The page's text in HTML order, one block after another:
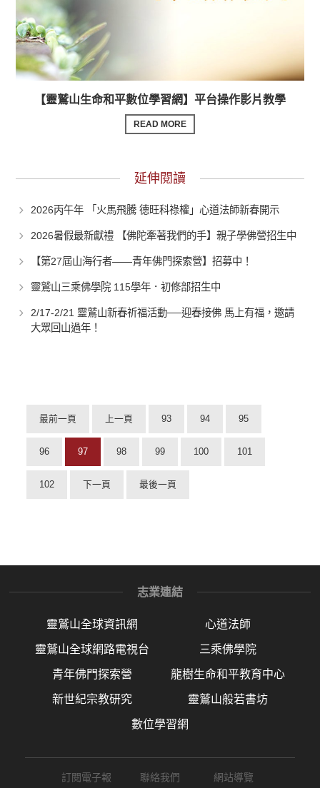
【靈鷲山生命和平數位學習網】平台操作影片教學
READ MORE
延伸閱讀
2026丙午年 「火馬飛騰 德旺科祿權」心道法師新春開示
2026暑假最新獻禮 【佛陀牽著我們的手】親子學佛營招生中
【第27屆山海行者——青年佛門探索營】招募中！
靈鷲山三乘佛學院 115學年．初修部招生中
2/17-2/21 靈鷲山新春祈福活動──迎春接佛 馬上有福，邀請
大眾回山過年！
最前一頁 上一頁 93 94 95
96 97 98 99 100 101
102 下一頁 最後一頁
志業連結
靈鷲山全球資訊網 心道法師
靈鷲山全球網路電視台 三乘佛學院
青年佛門探索營 龍樹生命和平教育中心
新世紀宗教研究 靈鷲山般若書坊
數位學習網
訂閱電子報 聯絡我們 網站導覽